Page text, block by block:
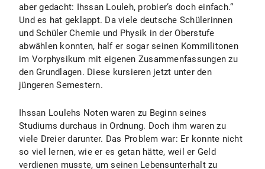
aber gedacht: Ihssan Louleh, probier‘s doch einfach.“
Und es hat geklappt. Da viele deutsche Schülerinnen
und Schüler Chemie und Physik in der Oberstufe
abwählen konnten, half er sogar seinen Kommilitonen
im Vorphysikum mit eigenen Zusammenfassungen zu
den Grundlagen. Diese kursieren jetzt unter den
jüngeren Semestern.
Ihssan Loulehs Noten waren zu Beginn seines
Studiums durchaus in Ordnung. Doch ihm waren zu
viele Dreier darunter. Das Problem war: Er konnte nicht
so viel lernen, wie er es getan hätte, weil er Geld
verdienen musste, um seinen Lebensunterhalt zu